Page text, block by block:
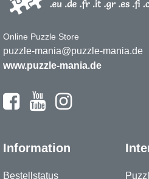
Online Puzzle Store
puzzle-mania@puzzle-mania.de
www.puzzle-mania.de
Information
Bestellstatus